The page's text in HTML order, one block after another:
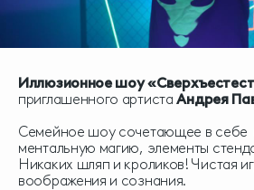
Иллюзионное шоу
приглашенного артистаАндрея
Семейное шоу сочетающее в себе
ментальную магию, элементы
Никаких шляп и кроликов! Чистая
воображения и сознания.